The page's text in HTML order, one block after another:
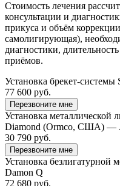
Стоимость лечения
консультации и
прикуса и объём
самолигирующая),
диагностики,
приёмов.
Установка брекет-
77 600 руб.
Перезвоните мне
Установка металлической
Diamond (Ormco, США) —
30 790 руб.
Перезвоните мне
Установка безлигатурной
Damon Q
72 680 руб.